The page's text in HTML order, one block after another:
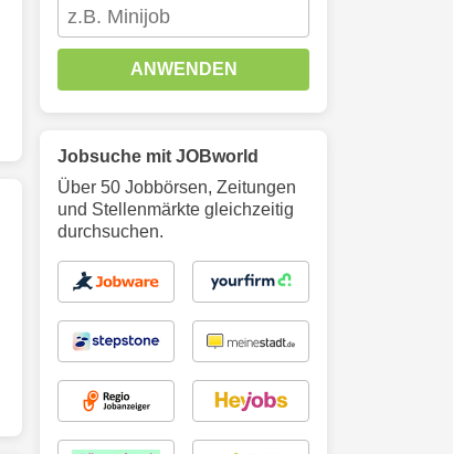
ANWENDEN
Jobsuche mit JOBworld
Über 50 Jobbörsen, Zeitungen
und Stellenmärkte gleichzeitig
durchsuchen.